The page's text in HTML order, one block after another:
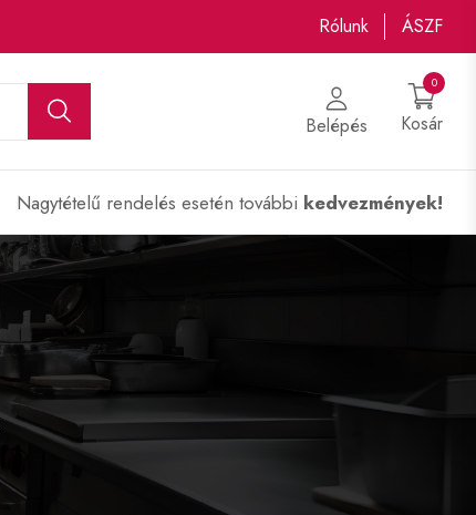
Rólunk ÁSZF
Belépés Kosár
0
Nagytételű rendelés esetén további kedvezmények!